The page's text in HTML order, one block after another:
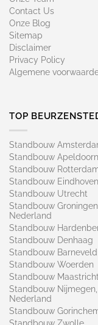
Contact Us
Onze Blog
Sitemap
Disclaimer
Privacy Policy
Algemene
TOP
Standbouw
Standbouw Apeldoorn
Standbouw
Standbouw Eindhoven
Standbouw Utrecht
Standbouw Groningen,
Nederland
Standbouw
Standbouw Denhaag
Standbouw Barneveld
Standbouw Woerden
Standbouw Maastricht
Standbouw Nijmegen,
Nederland
Standbouw
Standbouw Zwolle